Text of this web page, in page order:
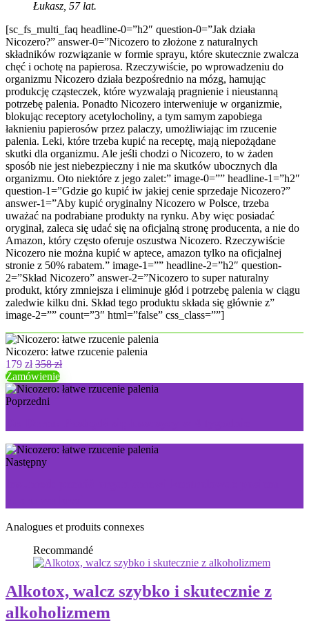
Łukasz, 57 lat.
[sc_fs_multi_faq headline-0=”h2″ question-0=”Jak działa
Nicozero?” answer-0=”Nicozero to złożone z naturalnych
składników rozwiązanie w formie sprayu, które skutecznie zwalcza
chęć i ochotę na papierosa. Rzeczywiście, po wprowadzeniu do
organizmu Nicozero działa bezpośrednio na mózg, hamując
produkcję cząsteczek, które wyzwalają pragnienie i nieustanną
potrzebę palenia. Ponadto Nicozero interweniuje w organizmie,
blokując receptory acetylocholiny, a tym samym zapobiega
łaknieniu papierosów przez palaczy, umożliwiając im rzucenie
palenia. Leki, które trzeba kupić na receptę, mają niepożądane
skutki dla organizmu. Ale jeśli chodzi o Nicozero, to w żaden
sposób nie jest niebezpieczny i nie ma skutków ubocznych dla
organizmu. Oto niektóre z jego zalet:” image-0=”” headline-1=”h2″
question-1=”Gdzie go kupić iw jakiej cenie sprzedaje Nicozero?”
answer-1=”Aby kupić oryginalny Nicozero w Polsce, trzeba
uważać na podrabiane produkty na rynku. Aby więc posiadać
oryginał, zaleca się udać się na oficjalną stronę producenta, a nie do
Amazon, który często oferuje oszustwa Nicozero. Rzeczywiście
Nicozero nie można kupić w aptece, amazon tylko na oficjalnej
stronie z 50% rabatem.” image-1=”” headline-2=”h2″ question-
2=”Skład Nicozero” answer-2=”Nicozero to super naturalny
produkt, który zmniejsza i eliminuje głód i potrzebę palenia w ciągu
zaledwie kilku dni. Skład tego produktu składa się głównie z”
image-2=”” count=”3″ html=”false” css_class=””]
Nicozero: łatwe rzucenie palenia
179 zł358 zł
Zamówienie
Poprzedni
Następny
Analogues et produits connexes
Recommandé
Alkotox, walcz szybko i skutecznie z
alkoholizmem